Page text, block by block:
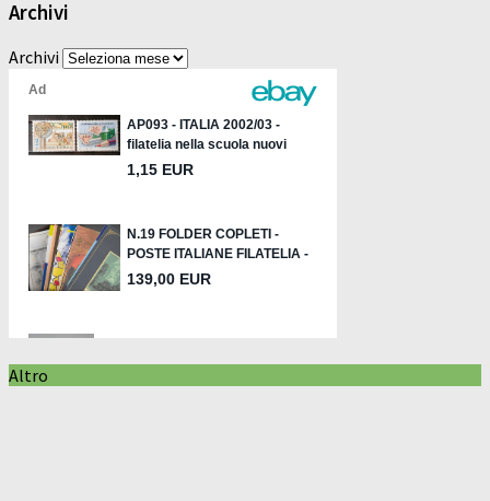
Archivi
Archivi
Altro